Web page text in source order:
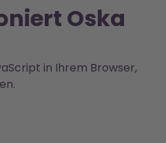
Oska
in Ihrem Browser,